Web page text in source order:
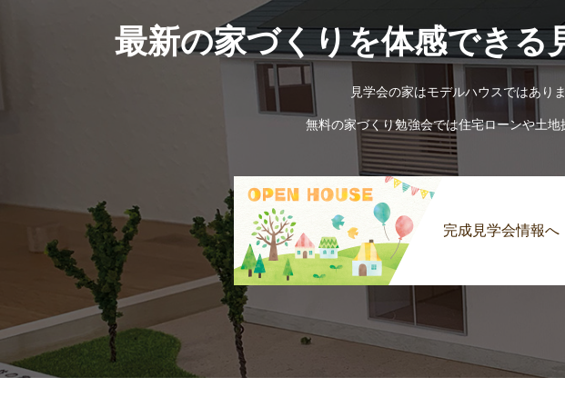
最新の家づくりを体感できる
見学会の家はモデルハウスではあり
無料の家づくり勉強会では住宅ローンや土
完成見学会情報へ